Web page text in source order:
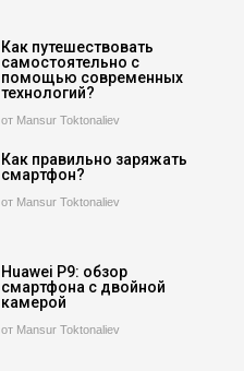
Как путешествовать
самостоятельно с
помощью современных
технологий?
от Mansur Toktonaliev
Как правильно заряжать
смартфон?
от Mansur Toktonaliev
Huawei P9: обзор
смартфона с двойной
камерой
от Mansur Toktonaliev